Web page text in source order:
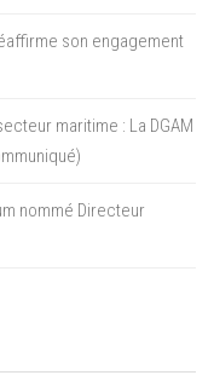
son engagement
maritime : La DGAM
nommé Directeur